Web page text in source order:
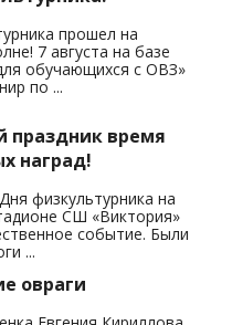
прошел на
7 августа на базе
обучающихся с ОВЗ»
по ...
праздник время
наград!
физкультурника на
СШ «Виктория»
событие. Были
...
овраги